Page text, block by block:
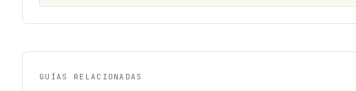
GUÍAS RELACIONADAS